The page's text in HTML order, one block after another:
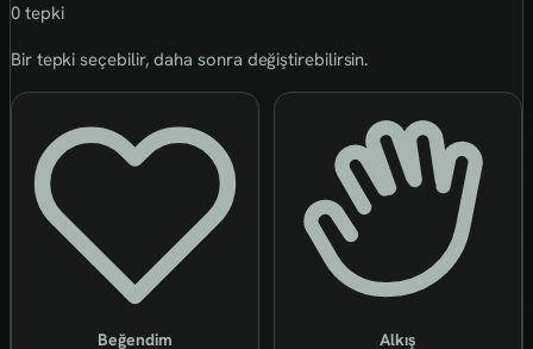
0 tepki
Bir tepki seçebilir, daha sonra değiştirebilirsin.
Beğendim Alkış